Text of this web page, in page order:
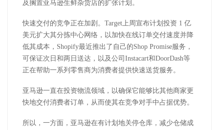
及搁置亚马逊生鲜杂货店的扩张计划。
快速交付的竞争正在加剧。Target上周宣布计划投资 1 亿
美元扩大其分拣中心网络，以加快在线订单交付速度并降
低其成本，Shopify最近推出了自己的Shop Promise服务，
可保证次日和两日送达，以及公司Instacart和DoorDash等
正在帮助一系列零售商为消费者提供快速送货服务。
亚马逊一直在投资物流领域，以确保它能够比其他商家更
快地交付消费者订单，从而使其在竞争对手中占据优势。
所以，一方面，亚马逊在有计划地关停仓库，减少仓储成